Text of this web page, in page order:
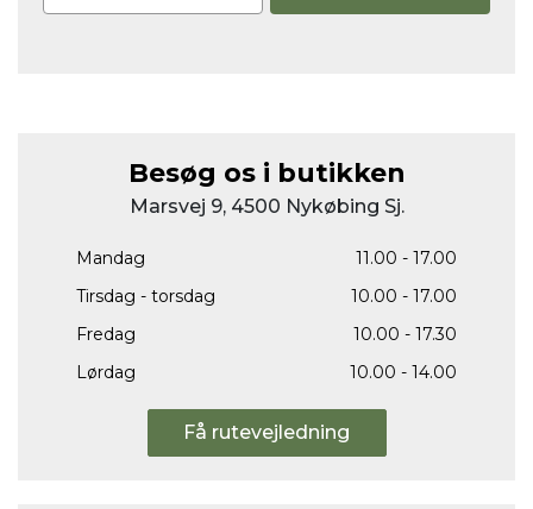
Besøg os i butikken
Marsvej 9, 4500 Nykøbing Sj.
Mandag
11.00 - 17.00
Tirsdag - torsdag
10.00 - 17.00
Fredag
10.00 - 17.30
Lørdag
10.00 - 14.00
Få rutevejledning